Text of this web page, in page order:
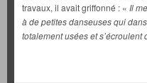
travaux, il avait griffonné : « Il
à de petites danseuses qui
totalement usées et s’écroulent